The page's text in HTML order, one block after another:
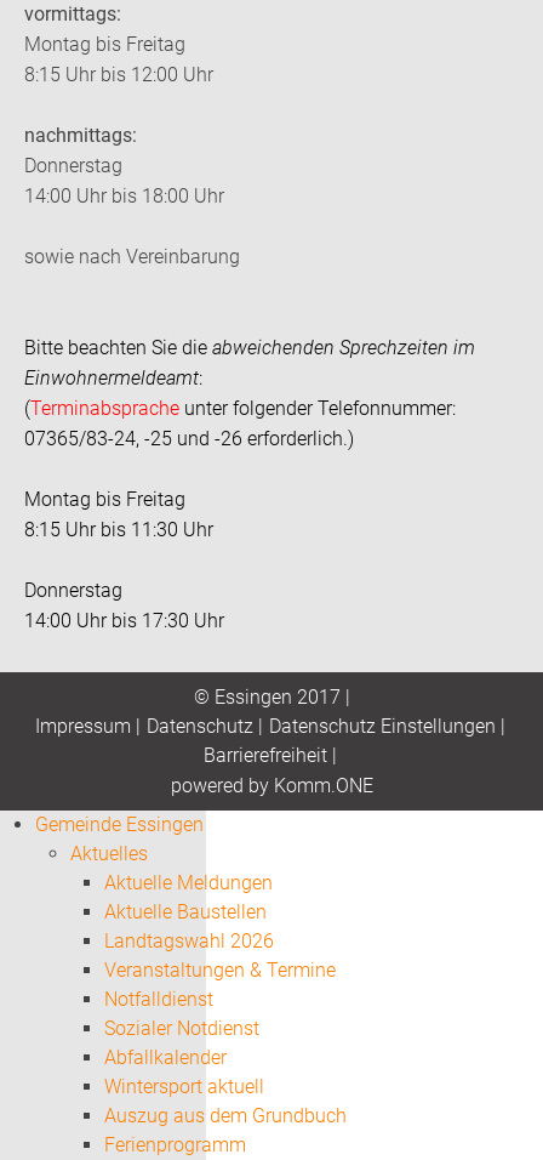
vormittags:
Montag bis Freitag
8:15 Uhr bis 12:00 Uhr
nachmittags:
Donnerstag
14:00 Uhr bis 18:00 Uhr
sowie nach Vereinbarung
Bitte beachten Sie die abweichenden Sprechzeiten im
Einwohnermeldeamt:
(Terminabsprache unter folgender Telefonnummer:
07365/83-24, -25 und -26 erforderlich.)
Montag bis Freitag
8:15 Uhr bis 11:30 Uhr
Donnerstag
14:00 Uhr bis 17:30 Uhr
© Essingen 2017 |
Impressum | Datenschutz| Datenschutz Einstellungen |
Barrierefreiheit|
powered by Komm.ONE
Gemeinde Essingen
Aktuelles
Aktuelle Meldungen
Aktuelle Baustellen
Landtagswahl 2026
Veranstaltungen & Termine
Notfalldienst
Sozialer Notdienst
Abfallkalender
Wintersport aktuell
Auszug aus dem Grundbuch
Ferienprogramm